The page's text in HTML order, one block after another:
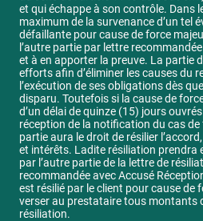
et qui échappe à son contrôle. Dans
maximum de la survenance d’un tel
défaillante pour cause de force
l’autre partie par lettre
et à en apporter la preuve. La partie
efforts afin d’éliminer les causes du
l’exécution de ses obligations dès
disparu. Toutefois si la cause de
d’un délai de quinze (15) jours
réception de la notification du cas
partie aura le droit de résilier
et intérêts. Ladite résiliation prendra
par l’autre partie de la lettre de
recommandée avec Accusé
est résilié par le client pour cause de
verser au prestataire tous montants
résiliation.